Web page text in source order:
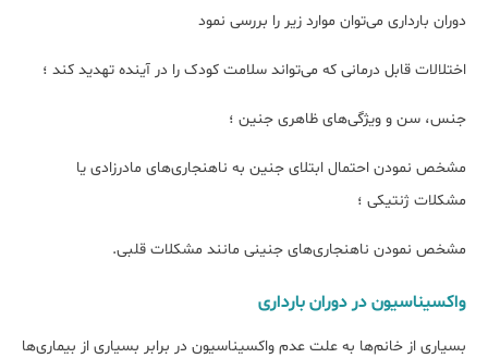
دوران بارداری می‌توان موارد زیر را بررسی نمود
اختلالات قابل درمانی که می‌تواند سلامت کودک را در آینده تهدید کند ؛
جنس، سن و ویژگی‌های ظاهری جنین ؛
مشخص نمودن احتمال ابتلای جنین به ناهنجاری‌های مادرزادی یا
مشکلات ژنتیکی ؛
مشخص نمودن ناهنجاری‌های جنینی مانند مشکلات قلبی.
واکسیناسیون در دوران بارداری
بسیاری از خانم‌ها به علت عدم واکسیناسیون در برابر بسیاری از بیماری‌ها